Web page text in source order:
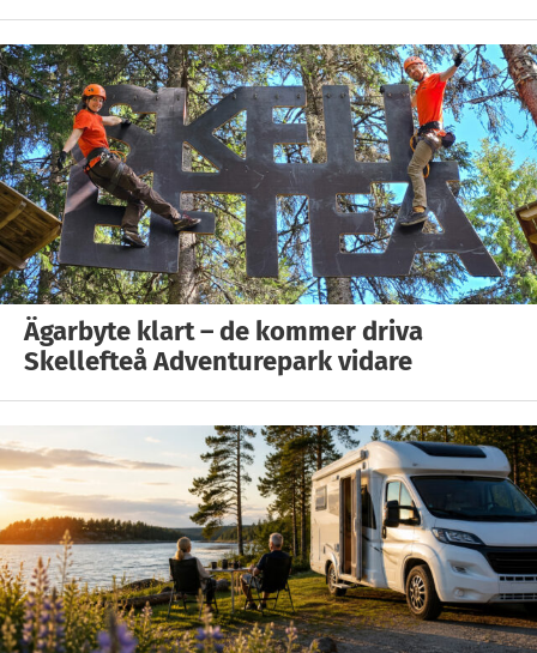
Ägarbyte klart – de kommer driva
Skellefteå Adventurepark vidare